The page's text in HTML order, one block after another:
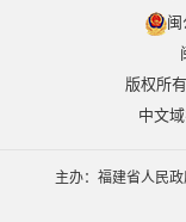
闽
版权所
中文
主办：福建省人民